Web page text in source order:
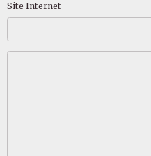
Site Internet